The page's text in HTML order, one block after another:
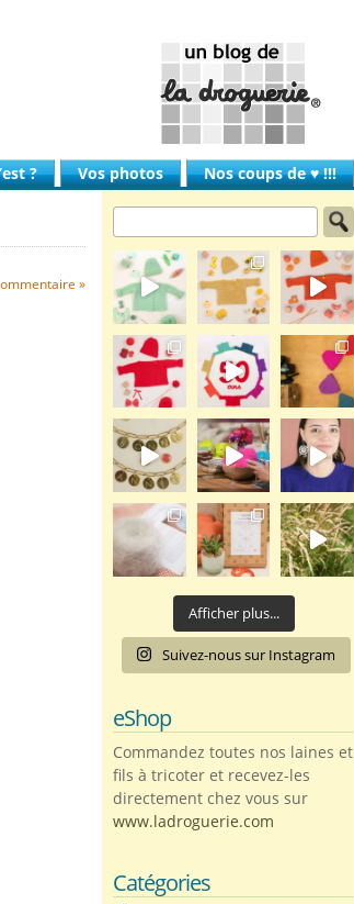
? Vos photos Nos coups de ♥ !!!
»
Afficher plus...
Suivez-nous sur Instagram
eShop
Commandez toutes nos laines et
fils à tricoter et recevez-les
directement chez vous sur
www.ladroguerie.com
Catégories